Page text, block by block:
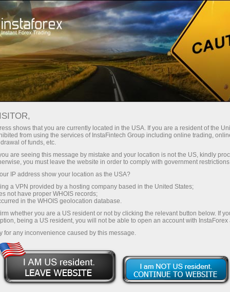
For Traders Analytical Reviews Technical analysis
25.11.2024: ফরেক্স বিশ্লেষণ এবং পর্যালোচনা:
Video analysis for November 25, 2024
ট্রেডিং অ্যাকাউন্ট খুলুন
ডেমো অ্যাকাউন্ট খুলুন
shows that you are currently located in the USA. If you are a resident of the
from using the services of InstaFintech Group including online trading,
of funds, etc.
are seeing this message by mistake and your location is not the US, kindly
you must leave the website in order to comply with government
IP address show your location as the USA?
a VPN provided by a hosting company based in the United States;
not have proper WHOIS records;
in the WHOIS geolocation database.
whether you are a US resident or not by clicking the relevant button below. If
being a US resident, you will not be able to open an account with InstaForex
for any inconvenience caused by this message.